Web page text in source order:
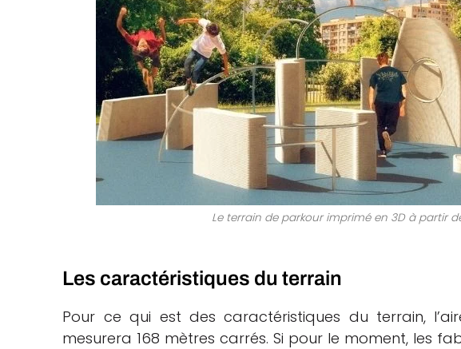
Le terrain de parkour imprimé en 3D à partir
Les caractéristiques du terrain
Pour ce qui est des caractéristiques du terrain,
mesurera 168 mètres carrés. Si pour le moment, les